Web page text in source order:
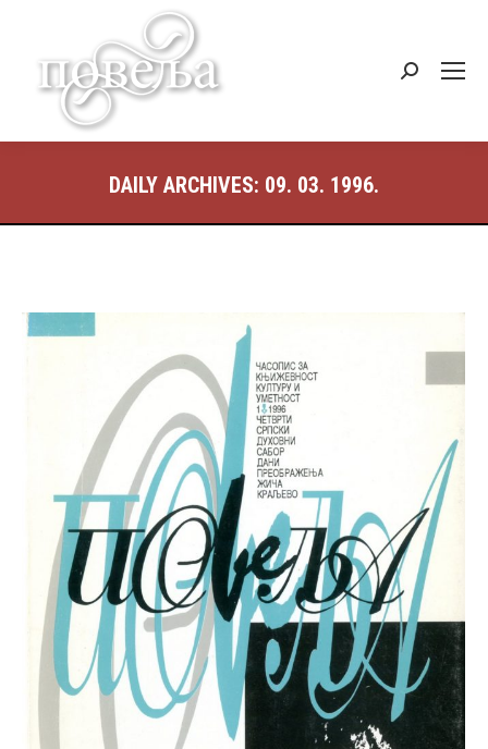
Search:
DAILY ARCHIVES: 09. 03. 1996.